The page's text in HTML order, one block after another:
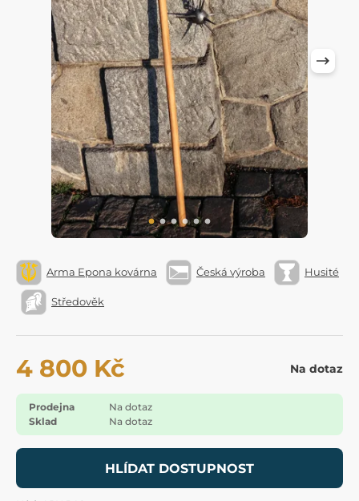
Arma Epona kovárna Česká výroba Husité
Středověk
4 800 Kč Na dotaz
Prodejna
Na dotaz
Sklad
Na dotaz
HLÍDAT DOSTUPNOST